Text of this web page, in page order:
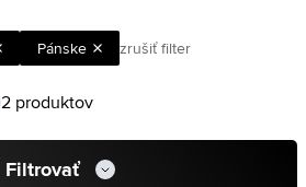
Pánske zrušiť filter
2 produktov
Filtrovať